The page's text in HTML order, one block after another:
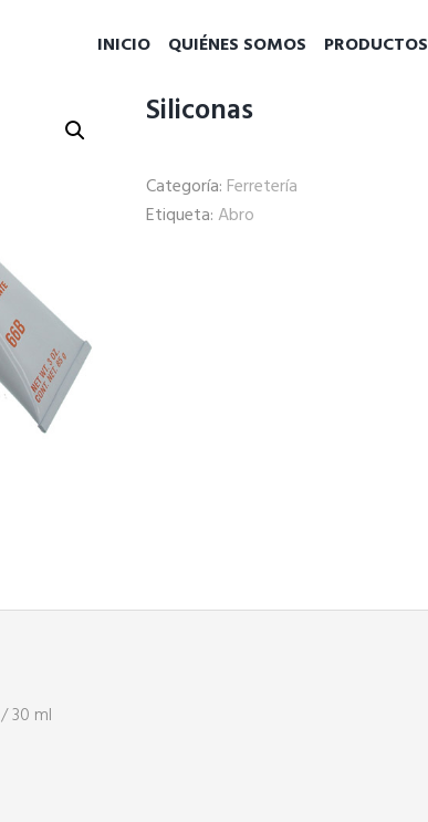
INICIO QUIÉNES SOMOS PRODUCTOS
Siliconas
Categoría: Ferretería
Etiqueta: Abro
30 ml